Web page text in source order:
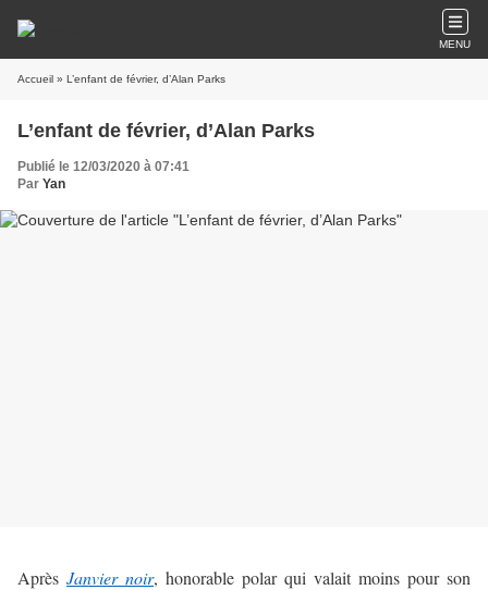
MENU
Accueil » L’enfant de février, d’Alan Parks
L’enfant de février, d’Alan Parks
Publié le 12/03/2020 à 07:41
Par Yan
Après Janvier noir, honorable polar qui valait moins pour son